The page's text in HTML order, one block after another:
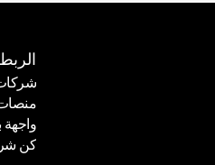
منصات
منصات
واجهة
كن